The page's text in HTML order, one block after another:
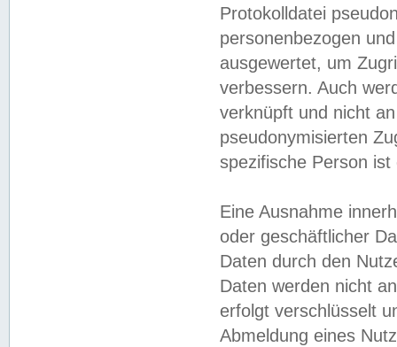
Protokolldatei
personenbezogen
ausgewertet, um
verbessern. Auch
verknüpft und nicht
pseudonymisierten
spezifische Person
Eine Ausnahme
oder geschäftlicher
Daten durch den
Daten werden nicht
erfolgt verschlüsselt
Abmeldung eines